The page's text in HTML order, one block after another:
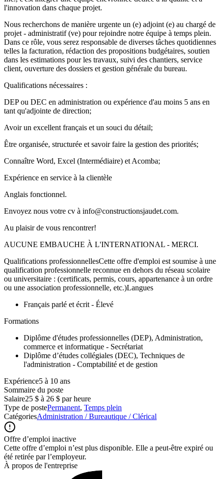
l'innovation dans chaque projet.
Nous recherchons de manière urgente un (e) adjoint (e) au chargé de
projet - administratif (ve) pour rejoindre notre équipe à temps plein.
Dans ce rôle, vous serez responsable de diverses tâches quotidiennes
telles la facturation, rédaction des propositions budgétaires, soutien
dans les estimations pour les travaux, suivi des chantiers, service
client, ouverture des dossiers et gestion générale du bureau.
Qualifications nécessaires :
DEP ou DEC en administration ou expérience d'au moins 5 ans en
tant qu'adjointe de direction;
Avoir un excellent français et un souci du détail;
Être organisée, structurée et savoir faire la gestion des priorités;
Connaître Word, Excel (Intermédiaire) et Acomba;
Expérience en service à la clientèle
Anglais fonctionnel.
Envoyez nous votre cv à info@constructionsjaudet.com.
Au plaisir de vous rencontrer!
AUCUNE EMBAUCHE À L'INTERNATIONAL - MERCI.
Qualifications professionnellesCette offre d'emploi est soumise à une
qualification professionnelle reconnue en dehors du réseau scolaire
ou universitaire : (certificats, permis, cours, appartenance à un ordre
ou une association professionnelle, etc.)Langues
Français parlé et écrit - Élevé
Formations
Diplôme d'études professionnelles (DEP), Administration,
commerce et informatique - Secrétariat
Diplôme d’études collégiales (DEC), Techniques de
l'administration - Comptabilité et de gestion
Expérience5 à 10 ans
Sommaire du poste
Salaire25 $ à 26 $ par heure
Type de postePermanent, Temps plein
CatégoriesAdministration / Bureautique / Clérical
Offre d’emploi inactive
Cette offre d’emploi n’est plus disponible. Elle a peut-être expiré ou
été retirée par l’employeur.
À propos de l'entreprise